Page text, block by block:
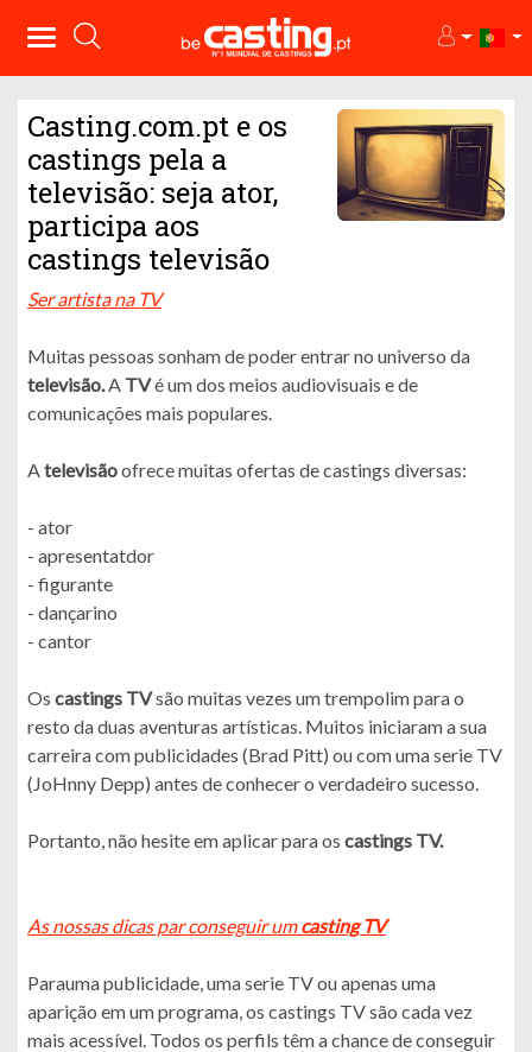
Casting.com.pt e os
castings pela a
televisão: seja ator,
participa aos
castings televisão
Ser artista na TV
Muitas pessoas sonham de poder entrar no universo da
televisão.A TVé um dos meios audiovisuais e de
comunicações mais populares.
Atelevisãoofrece muitas ofertas de castings diversas:
- ator
- apresentatdor
- figurante
- dançarino
- cantor
Os castings TVsão muitas vezes um trempolim para o
resto da duas aventuras artísticas. Muitos iniciaram a sua
carreira com publicidades (Brad Pitt) ou com uma serie TV
(JoHnny Depp) antes de conhecer o verdadeiro sucesso.
Portanto, não hesite em aplicar para os castings TV.
As nossas dicas par conseguir umcasting TV
Parauma publicidade, uma serie TV ou apenas uma
aparição em um programa, os castings TV são cada vez
mais acessível. Todos os perfils têm a chance de conseguir